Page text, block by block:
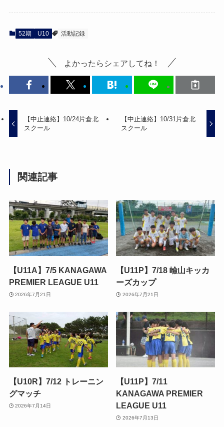
52期 U10 活動記録
よかったらシェアしてね！
【中止連絡】10/24片倉北
スクール
【中止連絡】10/31片倉北
スクール
関連記事
【U11A】7/5 KANAGAWA
PREMIER LEAGUE U11
2026年7月21日
【U11P】7/18 嶮山キッカ
ーズカップ
2026年7月21日
【U10R】7/12 トレーニン
グマッチ
2026年7月14日
【U11P】7/11
KANAGAWA PREMIER
LEAGUE U11
2026年7月13日